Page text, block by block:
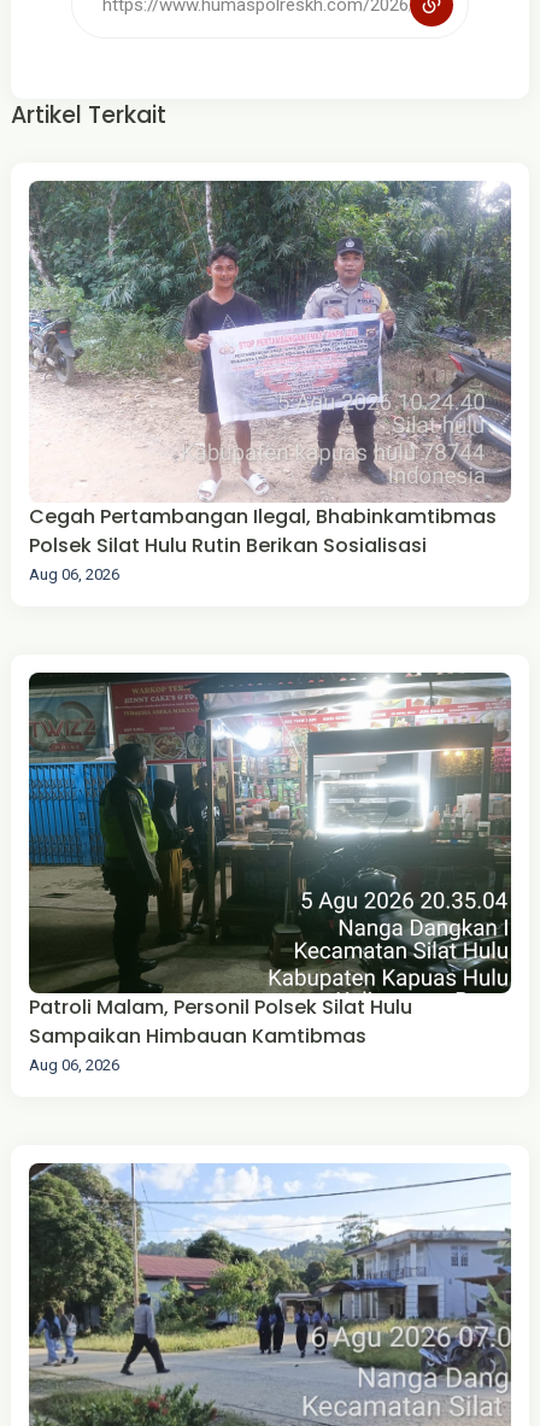
Artikel Terkait
Cegah Pertambangan Ilegal, Bhabinkamtibmas
Polsek Silat Hulu Rutin Berikan Sosialisasi
Aug 06, 2026
Patroli Malam, Personil Polsek Silat Hulu
Sampaikan Himbauan Kamtibmas
Aug 06, 2026